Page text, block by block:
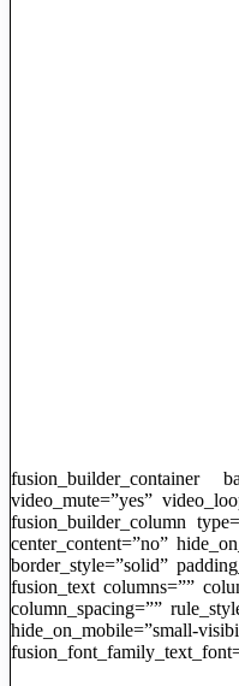
[fusion_builder_container
video_mute=”yes”
border_sizes_top=”0px” border_sizes_bottom=”0px”
center_content=”no”
border_style=”solid”
border_sizes_bottom=”0px” border_sizes_left=”0px” border_sizes_right=”0px” first=”true”
column_spacing=””
hide_on_mobile=”small-